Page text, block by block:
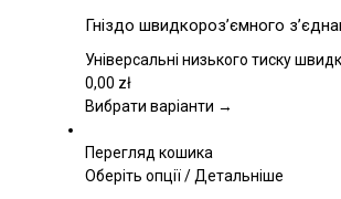
товару
має
кілька
Параметри
вибрати
на
Гніздо швидкороз’ємного
Універсальні низького тиску
0,00 zł
Вибрати варіанти →
Перегляд кошика
Оберіть опції Цей
/Детальніше